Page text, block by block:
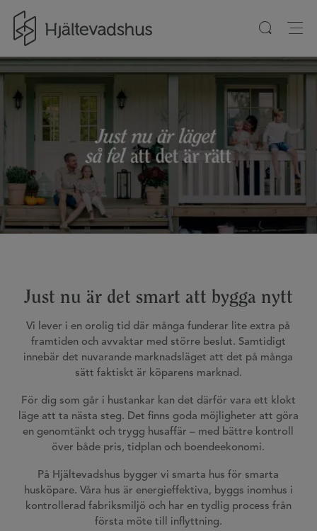
Just nu är det smart att bygga nytt
Vi lever i en orolig tid där många funderar lite extra på
framtiden och avvaktar med större beslut. Samtidigt
innebär det nuvarande marknadsläget att det på många
sätt faktiskt är köparens marknad.
För dig som går i hustankar kan det därför vara ett klokt
läge att ta nästa steg. Det finns goda möjligheter att göra
en genomtänkt och trygg husaffär – med bättre kontroll
över både pris, tidplan och boendeekonomi.
På Hjältevadshus bygger vi smarta hus för smarta
husköpare. Våra hus är energieffektiva, byggs inomhus i
kontrollerad fabriksmiljö och har en tydlig process från
första möte till inflyttning.